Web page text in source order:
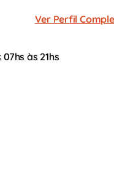
Ver Perfil
07hs às 21hs